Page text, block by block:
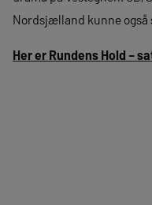
Nordsjælland kunne
Her er Rundens Hold –